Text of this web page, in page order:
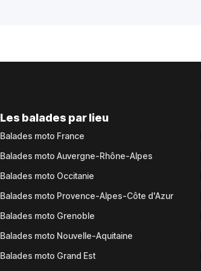
Les balades par lieu
Balades moto France
Balades moto Auvergne-Rhône-Alpes
Balades moto Occitanie
Balades moto Provence-Alpes-Côte d'Azur
Balades moto Grenoble
Balades moto Nouvelle-Aquitaine
Balades moto Grand Est